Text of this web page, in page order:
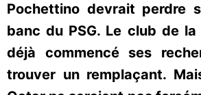
Pochettino devrait perdre
banc du PSG. Le club de
déjà commencé ses
trouver un remplaçant.